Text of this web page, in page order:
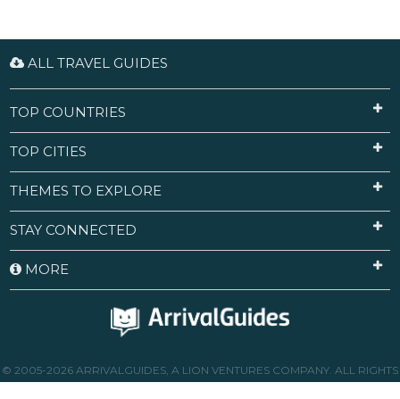
ALL TRAVEL GUIDES
TOP COUNTRIES
TOP CITIES
THEMES TO EXPLORE
STAY CONNECTED
MORE
© 2005-2026 ARRIVALGUIDES, A LION VENTURES COMPANY. ALL RIGHTS
RESERVED.